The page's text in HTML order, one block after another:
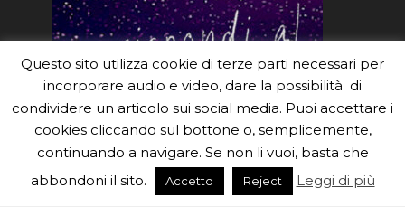
#eduinaf #inaf #astronomyforabetterworld.
Theme created byMeks. Powered byWordPress
Questo sito utilizza cookie di terze parti necessari per
incorporare audio e video, dare la possibilità di
condividere un articolo sui social media. Puoi accettare i
cookies cliccando sul bottone o, semplicemente,
continuando a navigare. Se non li vuoi, basta che
abbondoni il sito.
Accetto Reject Leggi di più